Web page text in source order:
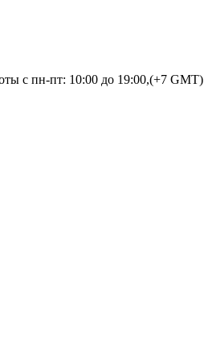
с пн-пт: 10:00 до 19:00,(+7 GMT)